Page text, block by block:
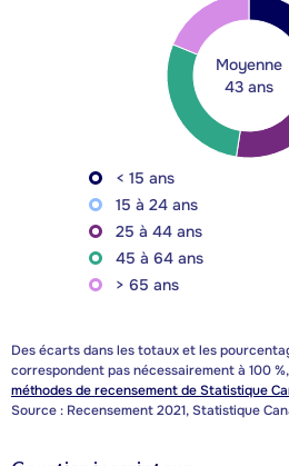
Moyenne
43 ans
< 15 ans
15 à 24 ans
25 à 44 ans
45 à 64 ans
> 65 ans
Des écarts dans les totaux et les
correspondent pas nécessairement à 100
méthodes de recensement de Statistique
Source : Recensement 2021, Statistique